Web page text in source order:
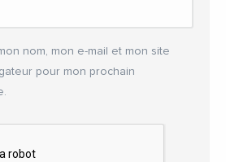
nom, mon e-mail et mon site
pour mon prochain